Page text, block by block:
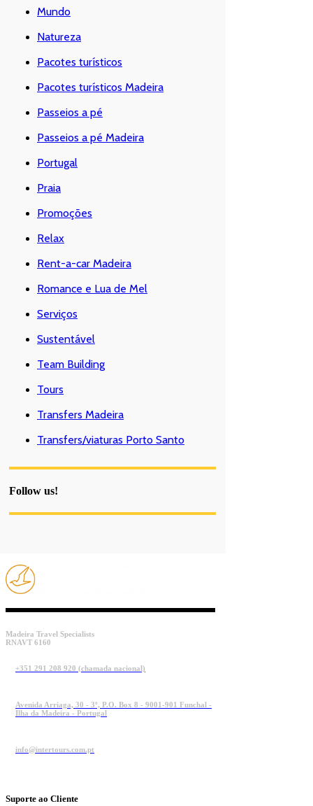
Mundo
Natureza
Pacotes turísticos
Pacotes turísticos Madeira
Passeios a pé
Passeios a pé Madeira
Portugal
Praia
Promoções
Relax
Rent-a-car Madeira
Romance e Lua de Mel
Serviços
Sustentável
Team Building
Tours
Transfers Madeira
Transfers/viaturas Porto Santo
Follow us!
Madeira Travel Specialists
RNAVT 6160
+351 291 208 920 (chamada nacional)
Avenida Arriaga, 30 - 3º, P.O. Box 8 - 9001-901 Funchal -
Ilha da Madeira - Portugal
info@intertours.com.pt
Suporte ao Cliente